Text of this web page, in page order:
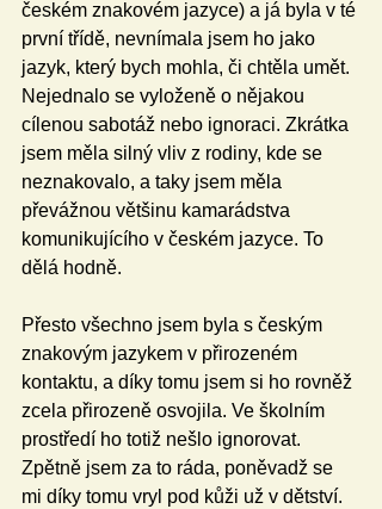
českém znakovém jazyce) a já byla v té
první třídě, nevnímala jsem ho jako
jazyk, který bych mohla, či chtěla umět.
Nejednalo se vyloženě o nějakou
cílenou sabotáž nebo ignoraci. Zkrátka
jsem měla silný vliv z rodiny, kde se
neznakovalo, a taky jsem měla
převážnou většinu kamarádstva
komunikujícího v českém jazyce. To
dělá hodně.
Přesto všechno jsem byla s českým
znakovým jazykem v přirozeném
kontaktu, a díky tomu jsem si ho rovněž
zcela přirozeně osvojila. Ve školním
prostředí ho totiž nešlo ignorovat.
Zpětně jsem za to ráda, poněvadž se
mi díky tomu vryl pod kůži už v dětství.